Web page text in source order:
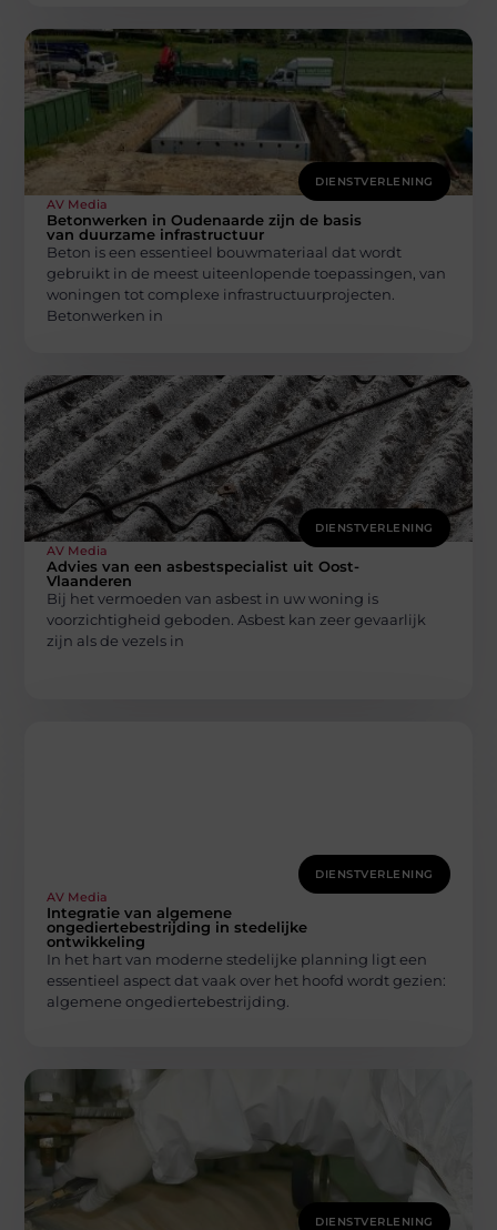
DIENSTVERLENING
AV Media
Betonwerken in Oudenaarde zijn de basis
van duurzame infrastructuur
Beton is een essentieel bouwmateriaal dat wordt
gebruikt in de meest uiteenlopende toepassingen, van
woningen tot complexe infrastructuurprojecten.
Betonwerken in
DIENSTVERLENING
AV Media
Advies van een asbestspecialist uit Oost-
Vlaanderen
Bij het vermoeden van asbest in uw woning is
voorzichtigheid geboden. Asbest kan zeer gevaarlijk
zijn als de vezels in
DIENSTVERLENING
AV Media
Integratie van algemene
ongediertebestrijding in stedelijke
ontwikkeling
In het hart van moderne stedelijke planning ligt een
essentieel aspect dat vaak over het hoofd wordt gezien:
algemene ongediertebestrijding.
DIENSTVERLENING